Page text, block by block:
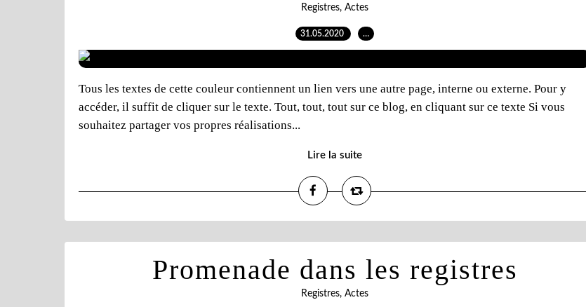
Registres, Actes
31.05.2020 …
Tous les textes de cette couleur contiennent un lien vers une autre page, interne ou externe. Pour y
accéder, il suffit de cliquer sur le texte. Tout, tout, tout sur ce blog, en cliquant sur ce texte Si vous
souhaitez partager vos propres réalisations...
Lire la suite
Promenade dans les registres
Registres, Actes